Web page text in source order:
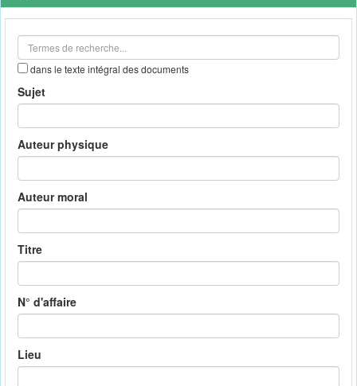
outils
dans le texte intégral des documents
Sujet
Auteur physique
Auteur moral
Titre
N° d'affaire
Lieu